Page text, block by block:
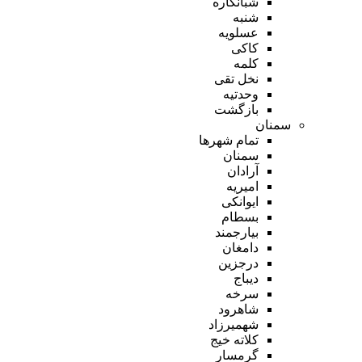
شنبه
عسلویه
کاکی
کلمه
نخل تقی
وحدتیه
بازگشت
سمنان
تمام شهر‌ها
سمنان
آرادان
امیریه
ایوانکی
بسطام
بیارجمند
دامغان
درجزین
دیباج
سرخه
شاهرود
شهمیرزاد
کلاته خیج
گرمسار